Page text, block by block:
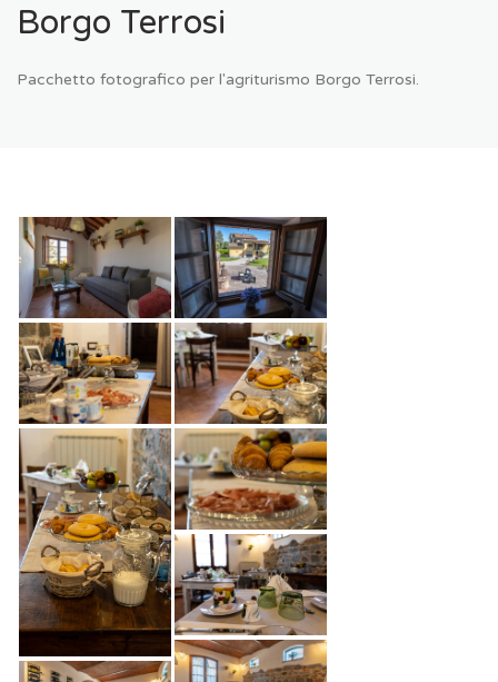
Borgo Terrosi
Pacchetto fotografico per l'agriturismo Borgo Terrosi.